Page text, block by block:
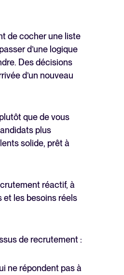
de cocher une liste
d’une logique
Des décisions
d’un nouveau
que de vous
plus
solide, prêt à
réactif, à
et les besoins réels
de recrutement :
ne répondent pas à